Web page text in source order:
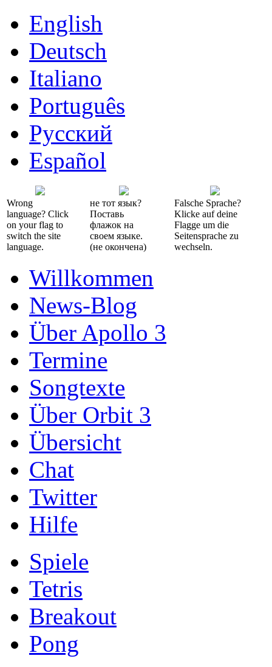
English
Deutsch
Italiano
Português
Русский
Español
Wrong
language? Click
on your flag to
switch the site
language.
не тот язык?
Поставь
флажок на
своем языке.
(не окончена)
Falsche Sprache?
Klicke auf deine
Flagge um die
Seitensprache zu
wechseln.
Willkommen
News-Blog
Über Apollo 3
Termine
Songtexte
Über Orbit 3
Übersicht
Chat
Twitter
Hilfe
Spiele
Tetris
Breakout
Pong